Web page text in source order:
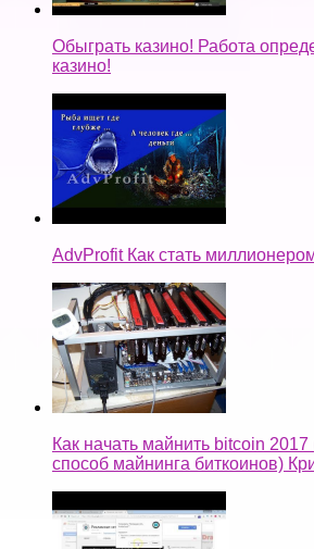
Обыграть казино! Работа
казино!
AdvProfit Как стать
Как начать майнить bitcoin
способ майнинга биткоинов)